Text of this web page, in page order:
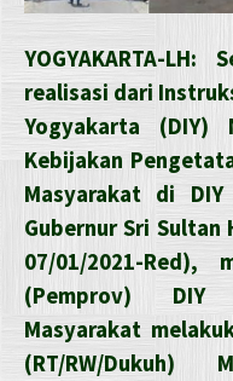
YOGYAKARTA-
realisasi dari
Yogyakarta (DIY)
Kebijakan
Masyarakat di
Gubernur Sri Sultan
07/01/2021-Red),
(Pemprov) DIY
Masyarakat
(RT/RW/